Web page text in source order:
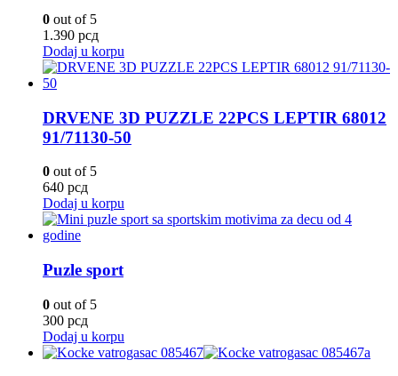
0 out of 5
1.390 рсд
Dodaj u korpu
DRVENE 3D PUZZLE 22PCS LEPTIR 68012
91/71130-50
0 out of 5
640 рсд
Dodaj u korpu
Puzle sport
0 out of 5
300 рсд
Dodaj u korpu